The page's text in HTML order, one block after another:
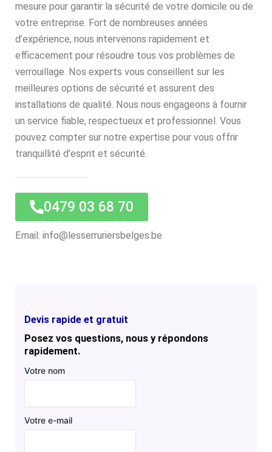
mesure pour garantir la sécurité de votre domicile ou de
votre entreprise. Fort de nombreuses années
d’expérience, nous intervenons rapidement et
efficacement pour résoudre tous vos problèmes de
verrouillage. Nos experts vous conseillent sur les
meilleures options de sécurité et assurent des
installations de qualité. Nous nous engageons à fournir
un service fiable, respectueux et professionnel. Vous
pouvez compter sur notre expertise pour vous offrir
tranquillité d’esprit et sécurité.
0479 03 68 70
Email: info@lesserruriersbelges.be
Devis rapide et gratuit
Posez vos questions, nous y répondons
rapidement.
Votre nom
Votre e-mail